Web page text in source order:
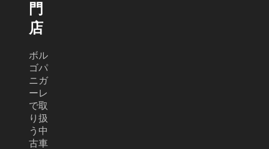
門
店
ボル
ゴパ
ニガ
ーレ
で取
り扱
う中
古車